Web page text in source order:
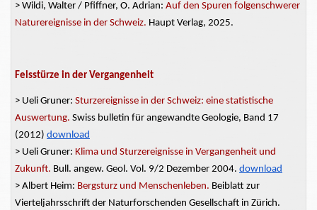
> Wildi, Walter / Pfiffner, O. Adrian: Auf den Spuren folgenschwerer
Naturereignisse in der Schweiz. Haupt Verlag, 2025.
Felsstürze in der Vergangenheit
> Ueli Gruner: Sturzereignisse in der Schweiz: eine statistische
Auswertung. Swiss bulletin für angewandte Geologie, Band 17
(2012) download
> Ueli Gruner: Klima und Sturzereignisse in Vergangenheit und
Zukunft. Bull. angew. Geol. Vol. 9/2 Dezember 2004. download
> Albert Heim: Bergsturz und Menschenleben. Beiblatt zur
Vierteljahrsschrift der Naturforschenden Gesellschaft in Zürich.